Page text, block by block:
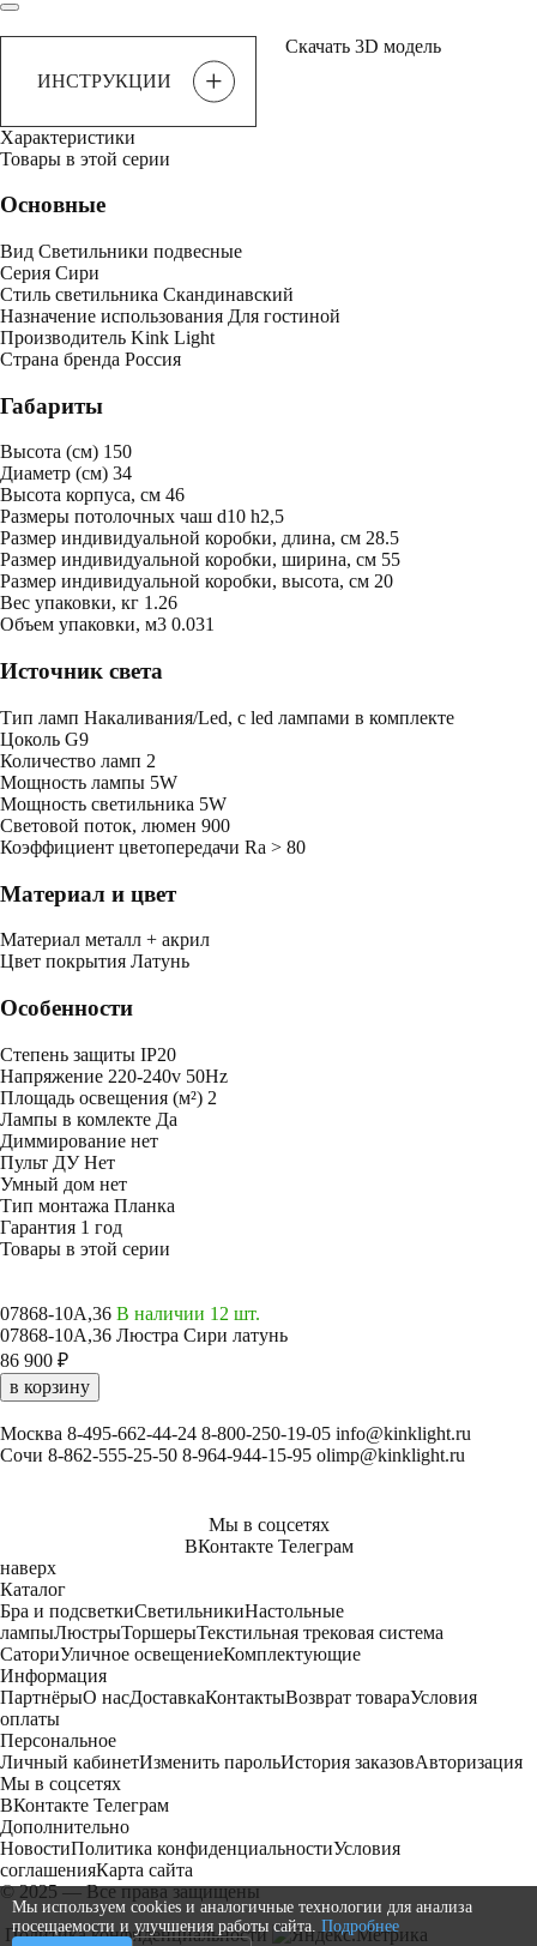
ИНСТРУКЦИИ +
Скачать 3D модель
Характеристики
Товары в этой серии
Основные
Вид Светильники подвесные
Серия Сири
Стиль светильника Скандинавский
Назначение использования Для гостиной
Производитель Kink Light
Страна бренда Россия
Габариты
Высота (см) 150
Диаметр (см) 34
Высота корпуса, см 46
Размеры потолочных чаш d10 h2,5
Размер индивидуальной коробки, длина, см 28.5
Размер индивидуальной коробки, ширина, см 55
Размер индивидуальной коробки, высота, см 20
Bес упаковки, кг 1.26
Oбъем упаковки, м3 0.031
Источник света
Тип ламп Накаливания/Led, с led лампами в комплекте
Цоколь G9
Количество ламп 2
Мощность лампы 5W
Мощность светильника 5W
Световой поток, люмен 900
Коэффициент цветопередачи Ra > 80
Материал и цвет
Mатериал металл + акрил
Цвет покрытия Латунь
Особенности
Степень защиты IP20
Напряжение 220-240v 50Hz
Площадь освещения (м²) 2
Лампы в комлекте Да
Диммирование нет
Пульт ДУНет
Умный дом нет
Тип монтажа Планка
Гарантия 1 год
Товары в этой серии
07868-10A,36 В наличии 12 шт.
07868-10A,36 Люстра Сири латунь
86 900 ₽
в корзину
Москва 8-495-662-44-24 8-800-250-19-05 info@kinklight.ru
Сочи 8-862-555-25-50 8-964-944-15-95 olimp@kinklight.ru
Мы в соцсетях
ВКонтакте Телеграм
наверх
Каталог
Бра и подсветкиСветильникиНастольные
лампыЛюстрыТоршерыТекстильная трековая система
СаториУличное освещениеКомплектующие
Информация
ПартнёрыО насДоставкаКонтактыВозврат товараУсловия
оплаты
Персональное
Личный кабинетИзменить парольИстория заказовАвторизация
Мы в соцсетях
ВКонтакте Телеграм
Дополнительно
НовостиПолитика конфиденциальностиУсловия
соглашенияКарта сайта
© 2025 — Все права защищены
Политика конфиденциальности
Мы используем cookies и аналогичные технологии для анализа
посещаемости и улучшения работы сайта. Подробнее